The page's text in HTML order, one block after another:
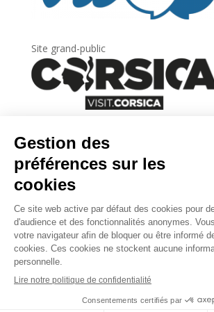
Site grand-public
Newsletter
Inscrivez-vous àla lettre d’information
l’Agence du tourisme de la Corse.